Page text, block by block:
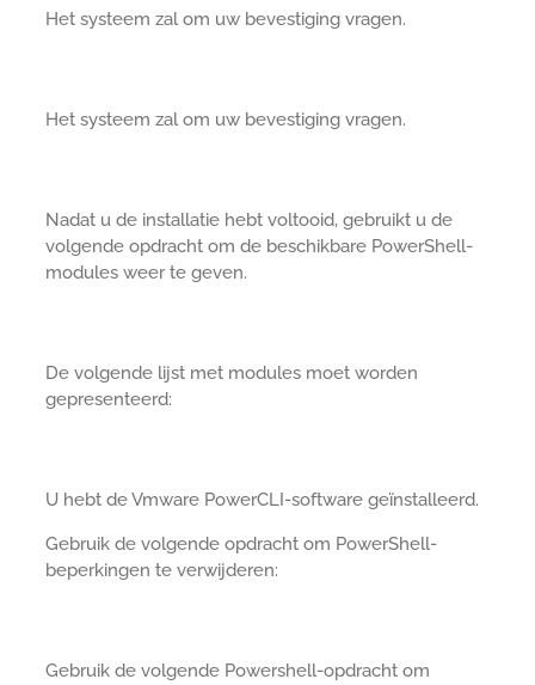
Het systeem zal om uw bevestiging vragen.
Het systeem zal om uw bevestiging vragen.
Nadat u de installatie hebt voltooid, gebruikt u de
volgende opdracht om de beschikbare PowerShell-
modules weer te geven.
De volgende lijst met modules moet worden
gepresenteerd:
U hebt de Vmware PowerCLI-software geïnstalleerd.
Gebruik de volgende opdracht om PowerShell-
beperkingen te verwijderen:
Gebruik de volgende Powershell-opdracht om